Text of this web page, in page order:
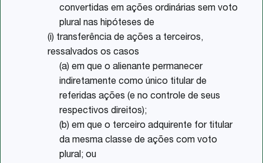
convertidas em ações ordinárias sem voto
plural nas hipóteses de
(i) transferência de ações a terceiros,
ressalvados os casos
(a) em que o alienante permanecer
indiretamente como único titular de
referidas ações (e no controle de seus
respectivos direitos);
(b) em que o terceiro adquirente for titular
da mesma classe de ações com voto
plural; ou